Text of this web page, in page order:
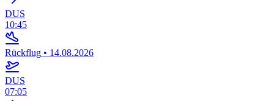
DUS
10:45
Rückflug • 14.08.2026
DUS
07:05